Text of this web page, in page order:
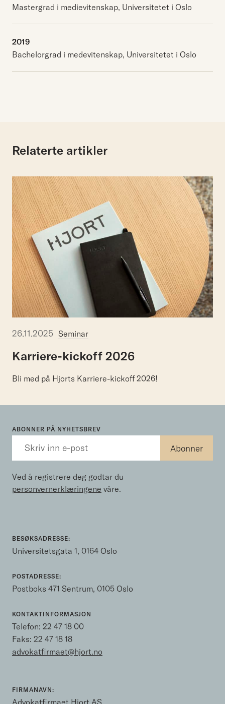
Mastergrad i medievitenskap, Universitetet i Oslo
2019
Bachelorgrad i medevitenskap, Universitetet i Oslo
Relaterte artikler
26.11.2025 Seminar
Karriere-kickoff 2026
Bli med på Hjorts Karriere-kickoff 2026!
ABONNER PÅ NYHETSBREV
Ved å registrere deg godtar du
personvernerklæringene våre.
BESØKSADRESSE:
Universitetsgata 1, 0164 Oslo
POSTADRESSE:
Postboks 471 Sentrum, 0105 Oslo
KONTAKTINFORMASJON
Telefon: 22 47 18 00
Faks: 22 47 18 18
advokatfirmaet@hjort.no
FIRMANAVN:
Advokatfirmaet Hjort AS